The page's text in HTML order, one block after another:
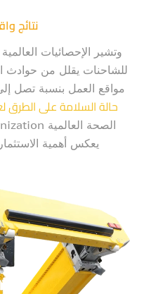
نتائج
وتشير الإحصائيات
للشاحنات يقلل من حوادث
مواقع العمل بنسبة تصل إلى 80%
حالة السلامة على الطرق لعام
يعكس أهمية